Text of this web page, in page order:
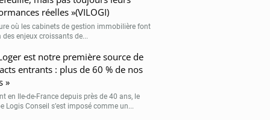
réelles »(VILOGI)
où les cabinets de gestion immobilière font
des enjeux croissants de...
est notre première source de
entrants : plus de 60 % de nos
»
en Ile-de-France depuis près de 40 ans, le
Logis Conseil s’est imposé comme un...